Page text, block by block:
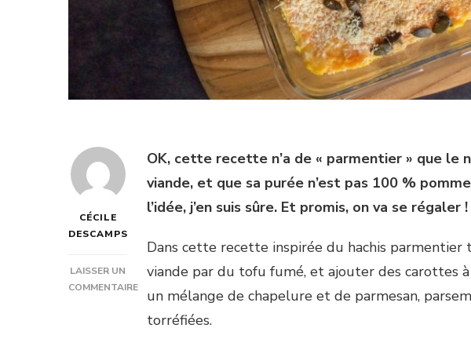
CÉCILE
DESCAMPS
LAISSER UN
COMMENTAIRE
PARMENTIER
OK, cette recette n’a de « parmentier » que le
viande, et que sa purée n’est pas 100 %
l’idée, j’en suis sûre. Et promis, on va se régaler !
Dans cette recette inspirée du hachis
viande par du tofu fumé, et ajouter des carottes
un mélange de chapelure et de parmesan,
torréfiées.